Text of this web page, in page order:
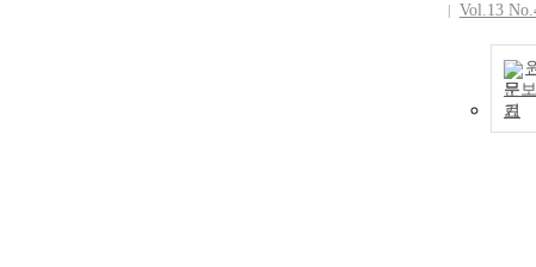
Vol.13
문보
기